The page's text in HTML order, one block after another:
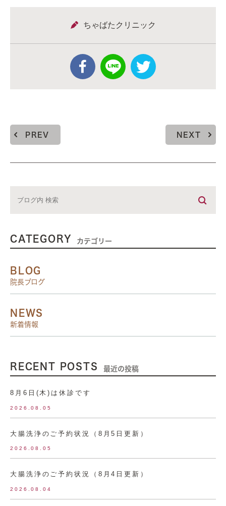
ちゃばたクリニック
PREV NEXT
CATEGORY カテゴリー
BLOG
院長ブログ
NEWS
新着情報
RECENT POSTS 最近の投稿
8月6日(木)は休診です
2026.08.05
大腸洗浄のご予約状況（8月5日更新）
2026.08.05
大腸洗浄のご予約状況（8月4日更新）
2026.08.04